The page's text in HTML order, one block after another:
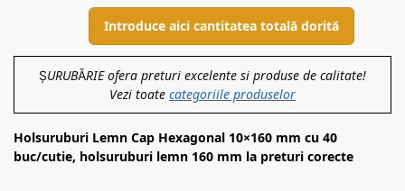
Introduce aici cantitatea totală dorită
ȘURUBĂRIE ofera preturi excelente si produse de calitate!
Vezi toate categoriile produselor
Holsuruburi Lemn Cap Hexagonal 10×160 mm cu 40
buc/cutie, holsuruburi lemn 160 mm la preturi corecte